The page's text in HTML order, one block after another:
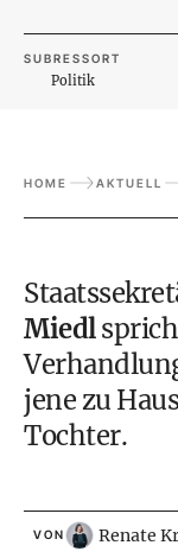
SUBRESSORT
Politik
HOME AKTUELL
Miedl
jene zu
Tochter.
VON Renate